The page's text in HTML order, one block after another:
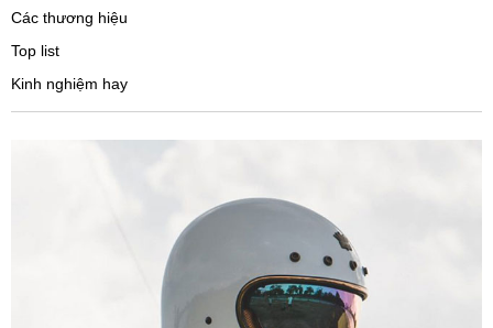
Các thương hiệu
Top list
Kinh nghiệm hay